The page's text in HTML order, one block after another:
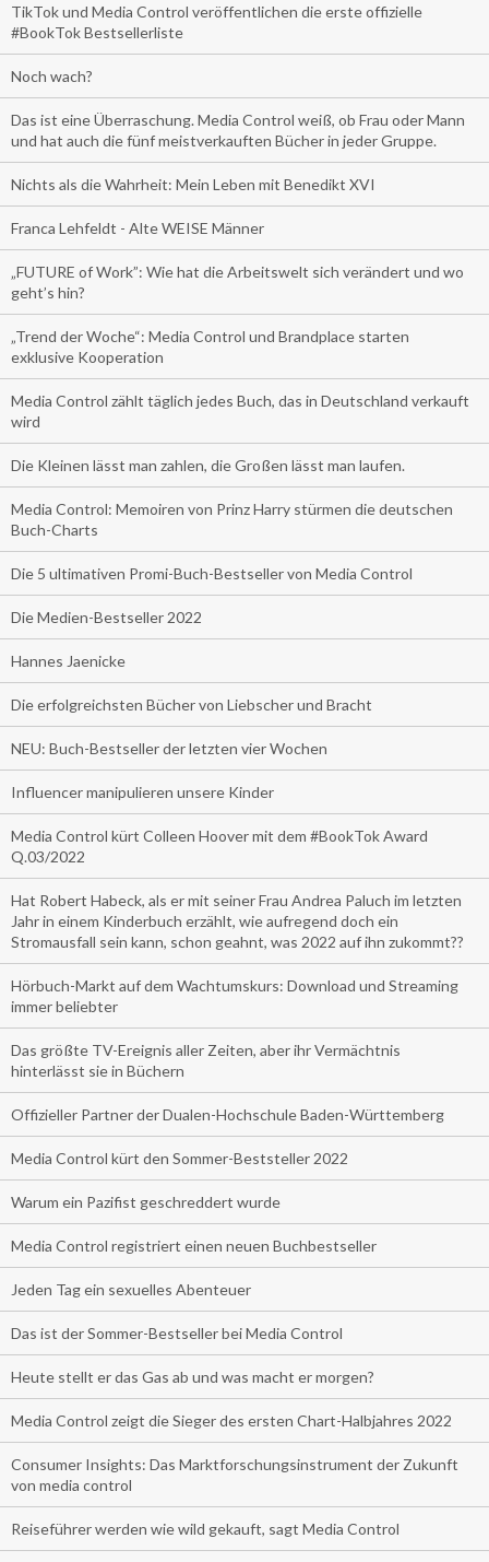
TikTok und Media Control veröffentlichen die erste offizielle
#BookTok Bestsellerliste
Noch wach?
Das ist eine Überraschung. Media Control weiß, ob Frau oder Mann
und hat auch die fünf meistverkauften Bücher in jeder Gruppe.
Nichts als die Wahrheit: Mein Leben mit Benedikt XVI
Franca Lehfeldt - Alte WEISE Männer
„FUTURE of Work”: Wie hat die Arbeitswelt sich verändert und wo
geht’s hin?
„Trend der Woche“: Media Control und Brandplace starten
exklusive Kooperation
Media Control zählt täglich jedes Buch, das in Deutschland verkauft
wird
Die Kleinen lässt man zahlen, die Großen lässt man laufen.
Media Control: Memoiren von Prinz Harry stürmen die deutschen
Buch-Charts
Die 5 ultimativen Promi-Buch-Bestseller von Media Control
Die Medien-Bestseller 2022
Hannes Jaenicke
Die erfolgreichsten Bücher von Liebscher und Bracht
NEU: Buch-Bestseller der letzten vier Wochen
Influencer manipulieren unsere Kinder
Media Control kürt Colleen Hoover mit dem #BookTok Award
Q.03/2022
Hat Robert Habeck, als er mit seiner Frau Andrea Paluch im letzten
Jahr in einem Kinderbuch erzählt, wie aufregend doch ein
Stromausfall sein kann, schon geahnt, was 2022 auf ihn zukommt??
Hörbuch-Markt auf dem Wachtumskurs: Download und Streaming
immer beliebter
Das größte TV-Ereignis aller Zeiten, aber ihr Vermächtnis
hinterlässt sie in Büchern
Offizieller Partner der Dualen-Hochschule Baden-Württemberg
Media Control kürt den Sommer-Beststeller 2022
Warum ein Pazifist geschreddert wurde
Media Control registriert einen neuen Buchbestseller
Jeden Tag ein sexuelles Abenteuer
Das ist der Sommer-Bestseller bei Media Control
Heute stellt er das Gas ab und was macht er morgen?
Media Control zeigt die Sieger des ersten Chart-Halbjahres 2022
Consumer Insights: Das Marktforschungsinstrument der Zukunft
von media control
Reiseführer werden wie wild gekauft, sagt Media Control